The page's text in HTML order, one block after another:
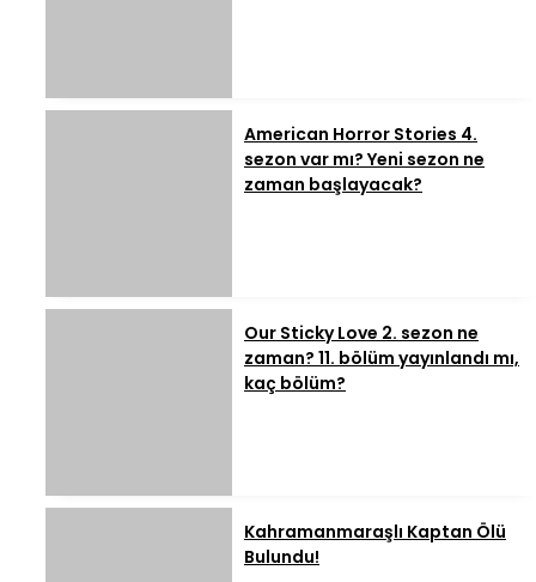
American Horror Stories 4.
sezon var mı? Yeni sezon ne
zaman başlayacak?
Our Sticky Love 2. sezon ne
zaman? 11. bölüm yayınlandı mı,
kaç bölüm?
Kahramanmaraşlı Kaptan Ölü
Bulundu!